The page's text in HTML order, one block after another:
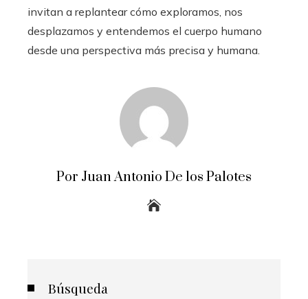
invitan a replantear cómo exploramos, nos
desplazamos y entendemos el cuerpo humano
desde una perspectiva más precisa y humana.
Por Juan Antonio De los Palotes
Búsqueda